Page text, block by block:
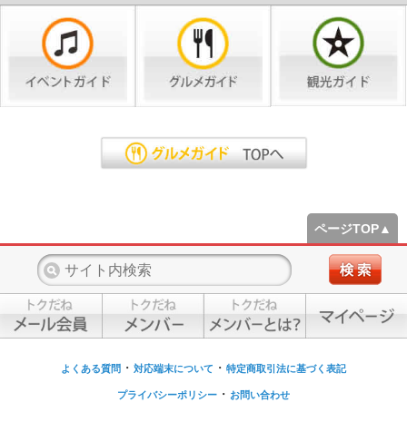
ページTOP▲
よくある質問 ・ 対応端末について ・ 特定商取引法に基づく表記
プライバシーポリシー ・ お問い合わせ